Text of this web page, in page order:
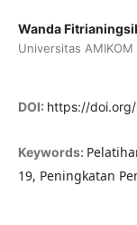
Wanda
Universitas
DOI: https://
Keywords:
19, Peningkatan